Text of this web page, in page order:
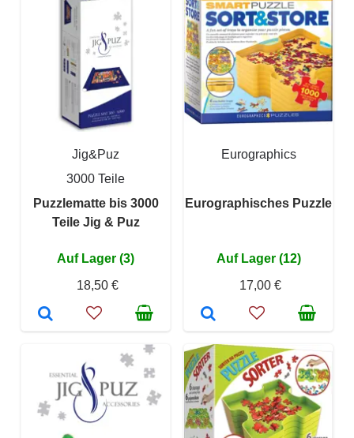
Jig&Puz
3000 Teile
Puzzlematte bis 3000
Teile Jig & Puz
Auf Lager (3)
18,50 €
Eurographics
Eurographisches Puzzle
Auf Lager (12)
17,00 €